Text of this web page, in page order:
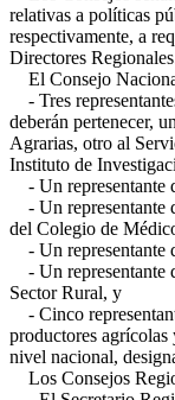
relativas a políticas
respectivamente, a
Directores
El Consejo
- Tres
deberán pertenecer,
Agrarias, otro al
Instituto de
- Un representante
- Un representante
del Colegio de
- Un representante
- Un representante
Sector Rural, y
- Cinco
productores
nivel nacional,
Los Consejos